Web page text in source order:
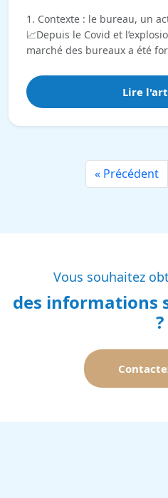
1. Contexte : le bureau, un
📈Depuis le Covid et
marché des bureaux a été
Lire
« Précédent
Vous souhaitez
des informations
?